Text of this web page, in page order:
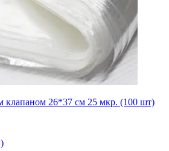
клапаном 26*37 см 25 мкр. (100 шт)